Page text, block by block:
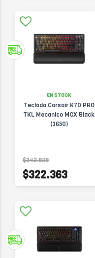
EN STOCK
Teclado Corsair K70 PRO
TKL Mecanico MGX Black
(3650)
$342.939
$322.363